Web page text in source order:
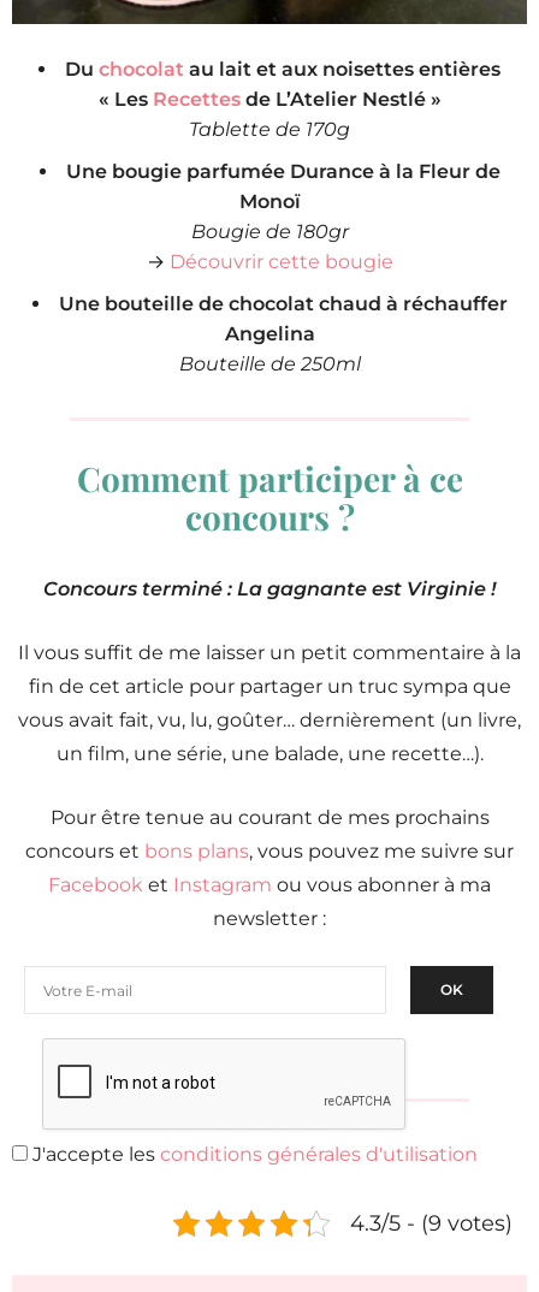
Du chocolat au lait et aux noisettes entières
« Les Recettesde L’Atelier Nestlé »
Tablette de 170g
Une bougie parfumée Durance à la Fleur de
Monoï
Bougie de 180gr
→ Découvrir cette bougie
Une bouteille de chocolat chaud à réchauffer
Angelina
Bouteille de 250ml
Comment participer à ce
concours ?
Concours terminé : La gagnante est Virginie !
Il vous suffit de me laisser un petit commentaire à la
fin de cet article pour partager un truc sympa que
vous avait fait, vu, lu, goûter… dernièrement (un livre,
un film, une série, une balade, une recette…).
Pour être tenue au courant de mes prochains
concours et bons plans, vous pouvez me suivre sur
Facebook et Instagram ou vous abonner à ma
newsletter :
J'accepte les conditions générales d'utilisation
4.3/5 - (9 votes)